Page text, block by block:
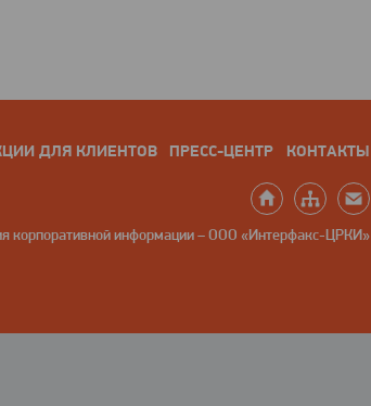
ДЛЯ КЛИЕНТОВ ПРЕСС-ЦЕНТР КОНТАКТЫ
корпоративной информации – ООО «Интерфакс-ЦРКИ»